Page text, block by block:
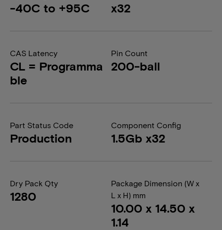
-40C to +95C x32
CAS Latency
CL = Programma
ble
Pin Count
200-ball
Part Status Code
Production
Component Config
1.5Gb x32
Dry Pack Qty
1280
Package Dimension (W x
L x H) mm
10.00 x 14.50 x
1.14